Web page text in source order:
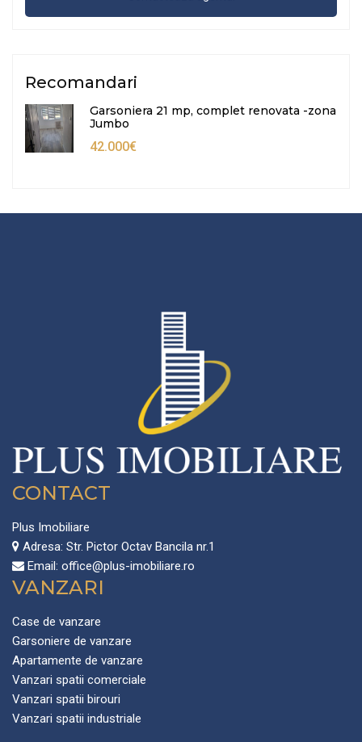
Recomandari
Garsoniera 21 mp, complet renovata -zona
Jumbo
42.000€
CONTACT
Plus Imobiliare
Adresa: Str. Pictor Octav Bancila nr.1
Email: office@plus-imobiliare.ro
VANZARI
Case de vanzare
Garsoniere de vanzare
Apartamente de vanzare
Vanzari spatii comerciale
Vanzari spatii birouri
Vanzari spatii industriale